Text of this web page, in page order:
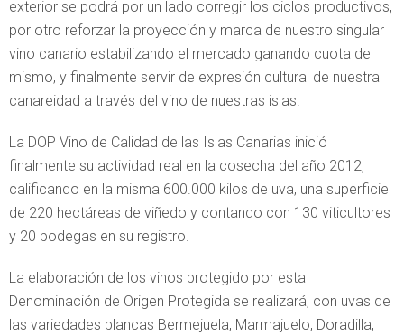
exterior se podrá por un lado corregir los ciclos productivos,
por otro reforzar la proyección y marca de nuestro singular
vino canario estabilizando el mercado ganando cuota del
mismo, y finalmente servir de expresión cultural de nuestra
canareidad a través del vino de nuestras islas.
La DOP Vino de Calidad de las Islas Canarias inició
finalmente su actividad real en la cosecha del año 2012,
calificando en la misma 600.000 kilos de uva, una superficie
de 220 hectáreas de viñedo y contando con 130 viticultores
y 20 bodegas en su registro.
La elaboración de los vinos protegido por esta
Denominación de Origen Protegida se realizará, con uvas de
las variedades blancas Bermejuela, Marmajuelo, Doradilla,